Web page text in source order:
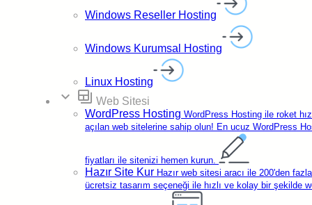
Windows Reseller Hosting
Windows Kurumsal Hosting
Linux Hosting
expand_more backup_table Web Sitesi
WordPress Hosting WordPress Hosting ile roket
açılan web sitelerine sahip olun! En ucuz WordPress
fiyatları ile sitenizi hemen kurun.
Hazır Site Kur Hazır web sitesi aracı ile 200'den fazla
ücretsiz tasarım seçeneği ile hızlı ve kolay bir şekilde
TR Lokasyon